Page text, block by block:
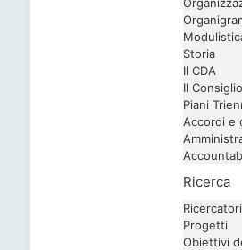
Storia
Il CDA
Il
Piani
Accordi e
Ricerca
Ricercatori
Progetti
Obiettivi